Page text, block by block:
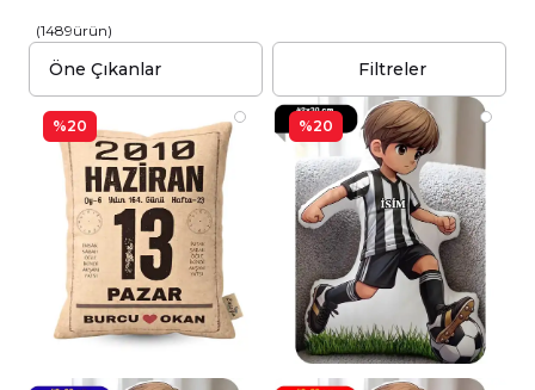
(1489ürün)
Filtreler
%20 %20